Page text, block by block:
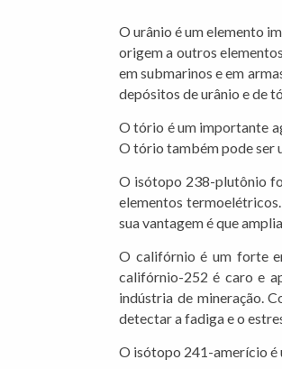
O urânio é um elemento
origem a outros
em submarinos e em
depósitos de urânio e de
O tório é um importante
O tório também pode ser
O isótopo 238-plutônio
elementos
sua vantagem é que
O califórnio é um forte
califórnio-252 é caro e
indústria de mineração.
detectar a fadiga e o
O isótopo 241-amerício é